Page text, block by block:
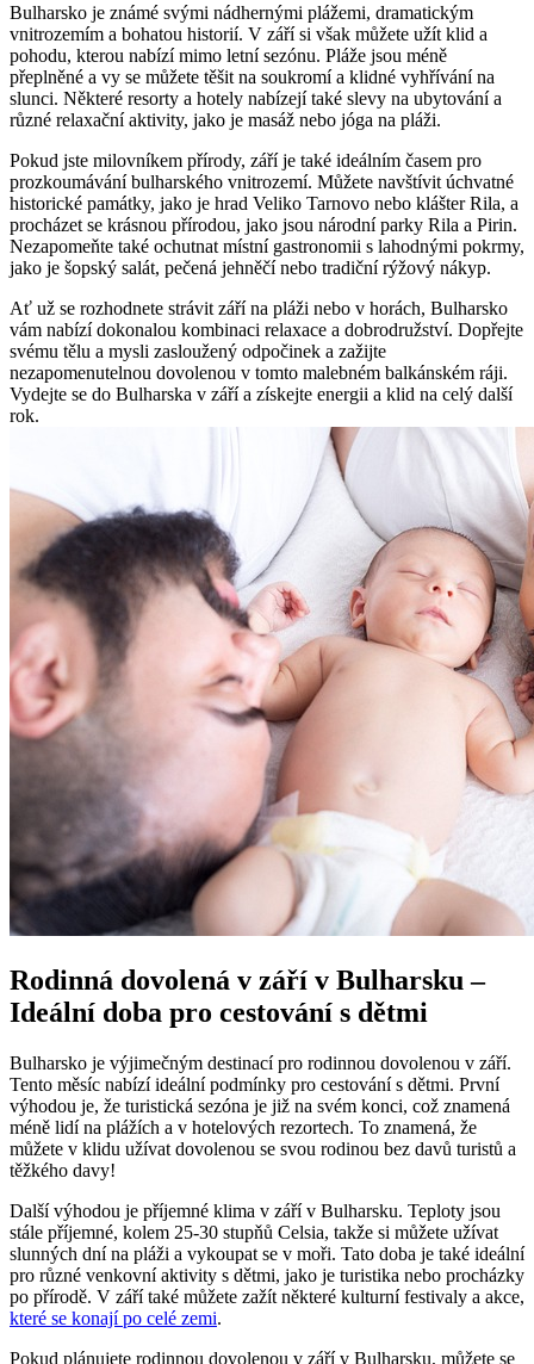
Bulharsko je známé svými nádhernými plážemi, dramatickým
vnitrozemím a bohatou historií. V září si však můžete užít klid a
pohodu, kterou nabízí mimo letní sezónu. Pláže jsou méně
přeplněné a vy se můžete těšit na soukromí a klidné vyhřívání na
slunci. Některé resorty a hotely nabízejí také slevy na ubytování a
různé relaxační aktivity, jako je masáž nebo jóga na pláži.
Pokud jste milovníkem přírody, září je také ideálním časem pro
prozkoumávání bulharského vnitrozemí. Můžete navštívit úchvatné
historické památky, jako je hrad Veliko Tarnovo nebo klášter Rila, a
procházet se krásnou přírodou, jako jsou národní parky Rila a Pirin.
Nezapomeňte také ochutnat místní gastronomii s lahodnými pokrmy,
jako je šopský salát, pečená jehněčí nebo tradiční rýžový nákyp.
Ať už se rozhodnete strávit září na pláži nebo v horách, Bulharsko
vám nabízí dokonalou kombinaci relaxace a dobrodružství. Dopřejte
svému tělu a mysli zasloužený odpočinek a zažijte
nezapomenutelnou dovolenou v tomto malebném balkánském ráji.
Vydejte se do Bulharska v září a získejte energii a klid na celý další
rok.
Rodinná dovolená v září v Bulharsku –
Ideální doba pro cestování s dětmi
Bulharsko je výjimečným destinací pro rodinnou dovolenou v září.
Tento měsíc nabízí ideální podmínky pro cestování s dětmi. První
výhodou je, že turistická sezóna je již na svém konci, což znamená
méně lidí na plážích a v hotelových rezortech. To znamená, že
můžete v klidu užívat dovolenou se svou rodinou bez davů turistů a
těžkého davy!
Další výhodou je příjemné klima v září v Bulharsku. Teploty jsou
stále příjemné, kolem 25-30 stupňů Celsia, takže si můžete užívat
slunných dní na pláži a vykoupat se v moři. Tato doba je také ideální
pro různé venkovní aktivity s dětmi, jako je turistika nebo procházky
po přírodě. V září také můžete zažít některé kulturní festivaly a akce,
které se konají po celé zemi.
Pokud plánujete rodinnou dovolenou v září v Bulharsku, můžete se